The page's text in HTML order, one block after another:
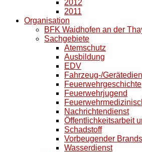
2012
2011
Organisation
BFK Waidhofen an der
Sachgebiete
Atemschutz
Ausbildung
EDV
Fahrzeug-/
Feuerwehrgeschichte
Feuerwehrjugend
Nachrichtendienst
Öffentlichkeitsarbeit
Schadstoff
Vorbeugender
Wasserdienst